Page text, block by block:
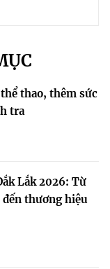
thao, thêm sức
tra
Lắk 2026: Từ
thương hiệu